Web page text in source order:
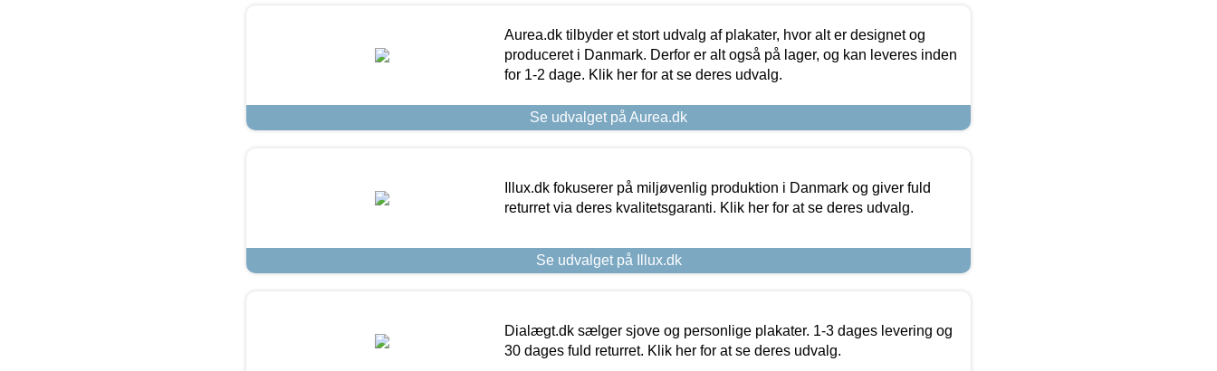
Aurea.dk tilbyder et stort udvalg af plakater, hvor alt er designet og
produceret i Danmark. Derfor er alt også på lager, og kan leveres inden
for 1-2 dage. Klik her for at se deres udvalg.
Se udvalget på Aurea.dk
Illux.dk fokuserer på miljøvenlig produktion i Danmark og giver fuld
returret via deres kvalitetsgaranti. Klik her for at se deres udvalg.
Se udvalget på Illux.dk
Dialægt.dk sælger sjove og personlige plakater. 1-3 dages levering og
30 dages fuld returret. Klik her for at se deres udvalg.